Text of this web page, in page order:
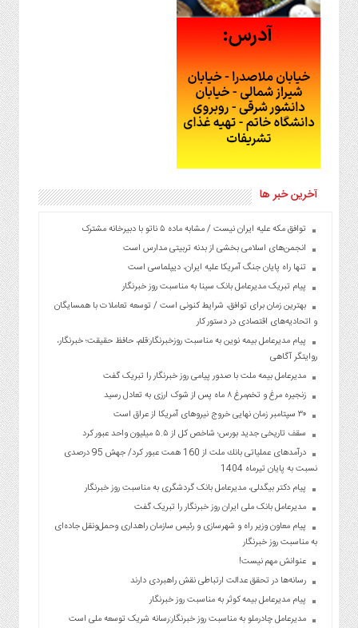
آخرین خبر ها
توافق مکه علیه ایران نیست / مشابه ماده ۵ ناتو با دبیرخانه مشترک
انجمن‌های اسلامی بخشی از بدنه تربیتی مدارس است
تنها راه پایان جنگ آمریکا علیه ایران، دیپلماسی است
پیام تبریک مدیرعامل بانک سینا به مناسبت روز خبرنگار
بهترین زمان برای توافق، شرایط کنونی است / توسعه تعاملات با همسایگان
و اتحادیه‌های اقتصادی در دستور کار
پیام مدیرعامل بیمه نوین به مناسبت روزخبرنگار:قلم، حافظ حقیقت؛ خبرنگار،
روایتگر آگاهی
مدیرعامل بیمه ملت با صدور پیامی روز خبرنگار را تبریک گفت
زنجیره مرغ و تخم‌مرغ ۸ ماه پس از شوک ارزی به تعادل رسید
۳۰ سپتامبر زمان نهایی خروج نیروهای آمریکا از عراق است
سقف تاریخی جدید بورس؛ شاخص کل از ۵.۵ میلیون واحد عبور کرد
درآمدهای عملیاتی بانك ملت از 160 همت عبور كرد/ جهش 95 درصدی
نسبت به پایان تیرماه 1404
پیام دکتر بیگدلی، مدیرعامل بانک گردشگری به مناسبت روز خبرنگار
مدیرعامل بانک ملی ایران روز خبرنگار را تبریک گفت
پیام معاون وزیر راه و شهرسازی و رئیس سازمان راهداری وحمل‌ونقل جاده‌ای
به مناسبت روز خبرنگار
عنوانش مهم نیست!
رسانه‌ها در تحقق عدالت ارتباطی نقش راهبردی دارند
پیام مدیرعامل بیمه کوثر به مناسبت روز خبرنگار
مدیرعامل چادرملو به مناسبت روز خبرنگار:رسانه شریک توسعه ملی است